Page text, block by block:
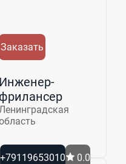
Заказать
Инженер-
фрилансер
+79119653010 0.0